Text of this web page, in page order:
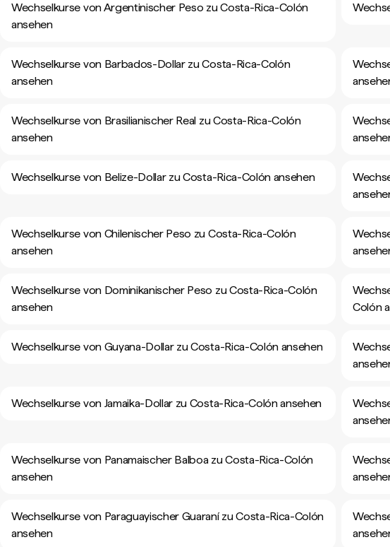
Wechselkurse von Argentinischer Peso zu Costa-Rica-Colón
ansehen
Wechselkurse von Barbados-Dollar zu Costa-Rica-Colón
ansehen
Wechselkurse von Brasilianischer Real zu Costa-Rica-Colón
ansehen
Wechselkurse von Belize-Dollar zu Costa-Rica-Colón ansehen
Wechselkurse von Chilenischer Peso zu Costa-Rica-Colón
ansehen
Wechselkurse von Dominikanischer Peso zu Costa-Rica-Colón
ansehen
Colón
Wechselkurse von Guyana-Dollar zu Costa-Rica-Colón ansehen
Wechselkurse von Jamaika-Dollar zu Costa-Rica-Colón ansehen
Wechselkurse von Panamaischer Balboa zu Costa-Rica-Colón
ansehen
Wechselkurse von Paraguayischer Guaraní zu Costa-Rica-Colón
ansehen